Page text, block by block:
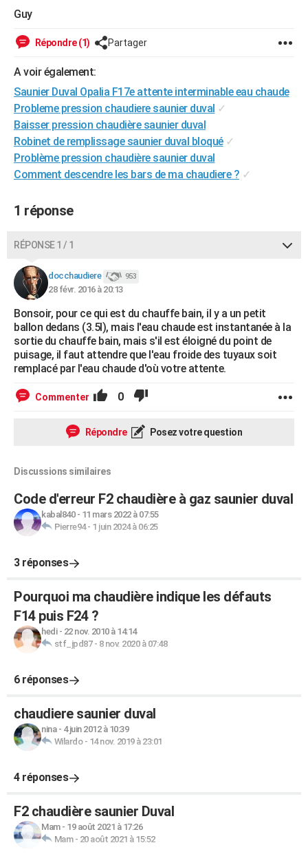
Carte de Noël
Carte Bonne année
Carte Saint-Valentin
Carte Pâques
Carte d'anniversaire
DICTIONNAIRE
Dictionnaire
Biographies
Citations
Expressions
Proverbes
PROGRAMME TV
COPAINS D'AVANT
S'inscrire
Se connecter
Lycées
Collèges
Primaires
Universités
Entreprises
Service militaire
Avis de recherche
AVIS DE DÉCÈS
Bricolage
Lifestyle
Culture
Sport
Auto
Television
Voyage
Cinema
Guy
Répondre (1) Partager
A voir également:
Saunier Duval Opalia F17e attente interminable eau chaude
Probleme pression chaudiere saunier duval ✓
Baisser pression chaudière saunier duval
Robinet de remplissage saunier duval bloqué ✓
Problème pression chaudière saunier duval
Comment descendre les bars de ma chaudiere ? ✓
1 réponse
RÉPONSE 1 / 1
docchaudiere 953
28 févr. 2016 à 20:13
Bonsoir, pour ce qui est du chauffe bain, il y a un petit
ballon dedans (3.5l), mais l'eau chaude est instantanée à la
sortie du chauffe bain, mais s'il est éloigné du point de
puisage, il faut attendre que l'eau froide des tuyaux soit
remplacé par l'eau chaude d'où votre attente.
Commenter 0
Répondre Posez votre question
Discussions similaires
Code d'erreur F2 chaudière à gaz saunier duval
kabal840- 11 mars 2022 à 07:55
Pierre94- 1 juin 2024 à 06:25
3 réponses
Pourquoi ma chaudière indique les défauts
F14 puis F24 ?
hedi- 22 nov. 2010 à 14:14
stf_jpd87- 8 nov. 2020 à 07:48
6 réponses
chaudiere saunier duval
nina- 4 juin 2012 à 10:39
Wilardo- 14 nov. 2019 à 23:01
4 réponses
F2 chaudière saunier Duval
Mam- 19 août 2021 à 17:26
Mam- 20 août 2021 à 15:52